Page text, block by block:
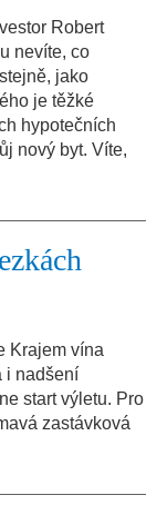
Robert
nevíte, co
jako
je těžké
hypotečních
nový byt. Víte,
Krajem vína
i nadšení
start výletu. Pro
zastávková